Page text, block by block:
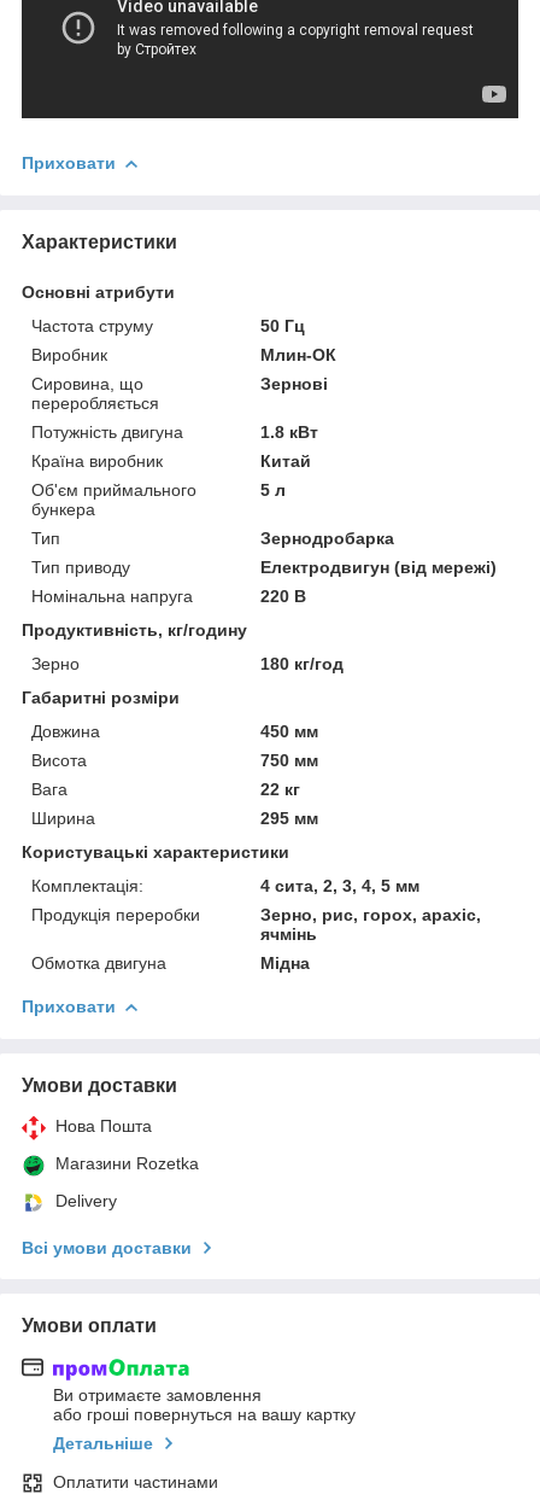
Приховати
Характеристики
Основні атрибути
Частота струму
50 Гц
Виробник
Млин-ОК
Сировина, що
переробляється
Зернові
Потужність двигуна
1.8 кВт
Країна виробник
Китай
Об'єм приймального
бункера
5 л
Тип
Зернодробарка
Тип приводу
Електродвигун (від мережі)
Номінальна напруга
220 В
Продуктивність, кг/годину
Зерно
180 кг/год
Габаритні розміри
Довжина
450 мм
Висота
750 мм
Вага
22 кг
Ширина
295 мм
Користувацькі характеристики
Комплектація:
4 сита, 2, 3, 4, 5 мм
Продукція переробки
Зерно, рис, горох, арахіс,
ячмінь
Обмотка двигуна
Мідна
Приховати
Умови доставки
Нова Пошта
Магазини Rozetka
Delivery
Всі умови доставки
Умови оплати
Ви отримаєте замовлення
або гроші повернуться на вашу картку
Детальніше
Оплатити частинами